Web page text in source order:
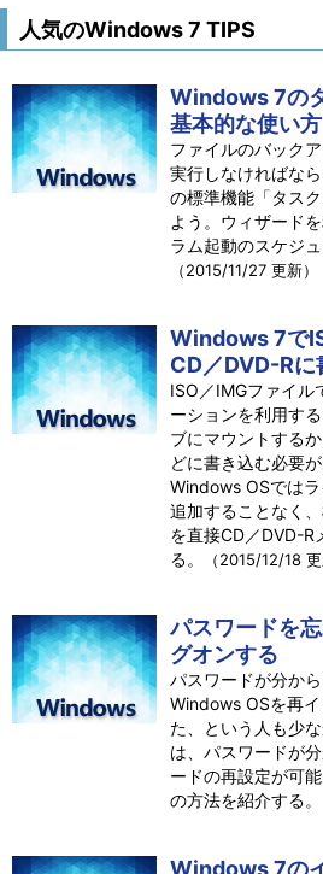
人気のWindows 7 TIPS
Windows 7の
基本的な使い方
ファイルのバック
実行しなければな
の標準機能「タス
よう。ウィザード
ラム起動のスケジ
（2015/11/27 更新）
Windows 7で
CD／DVD-Rに
ISO／IMGファイル
ーションを利用す
ブにマウントする
どに書き込む必要
Windows OSでは
追加することなく
を直接CD／DVD-R
る。
（2015/12/18 更
パスワードを
グオンする
パスワードが分か
Windows OSを再
た、という人も少
は、パスワードが
ードの再設定が可
の方法を紹介する。
Windows 7の